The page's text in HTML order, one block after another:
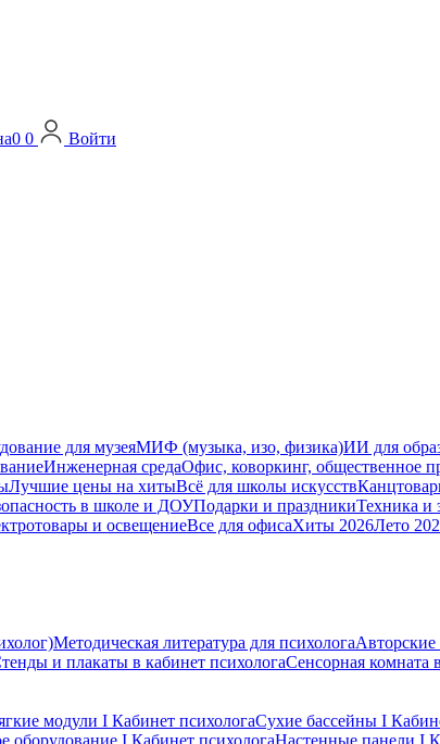
0 0
Войти
для музеяМИФ (музыка, изо, физика)ИИ для
Инженерная средаОфис, коворкинг, общественное
Лучшие цены на хитыВсё для школы искусств
в школе и ДОУПодарки и праздникиТехника и
и освещениеВсе для офисаХиты 2026Лето
Методическая литература для психологаАвторские
и плакаты в кабинет психологаСенсорная комната
модули I Кабинет психологаСухие бассейны I
оборудование I Кабинет психологаНастенные панели I